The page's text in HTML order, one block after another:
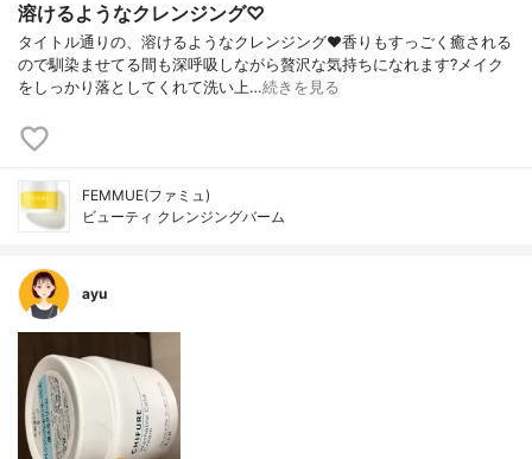
溶けるようなクレンジング♡
タイトル通りの、溶けるようなクレンジング❤️香りもすっごく癒される
ので馴染ませてる間も深呼吸しながら贅沢な気持ちになれます?メイク
をしっかり落としてくれて洗い上…続きを見る
FEMMUE(ファミュ)
ビューティ クレンジングバーム
ayu